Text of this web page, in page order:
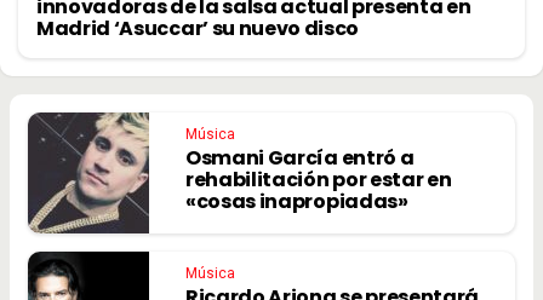
innovadoras de la salsa actual presenta en
Madrid ‘Asuccar’ su nuevo disco
Música
Osmani García entró a
rehabilitación por estar en
«cosas inapropiadas»
Música